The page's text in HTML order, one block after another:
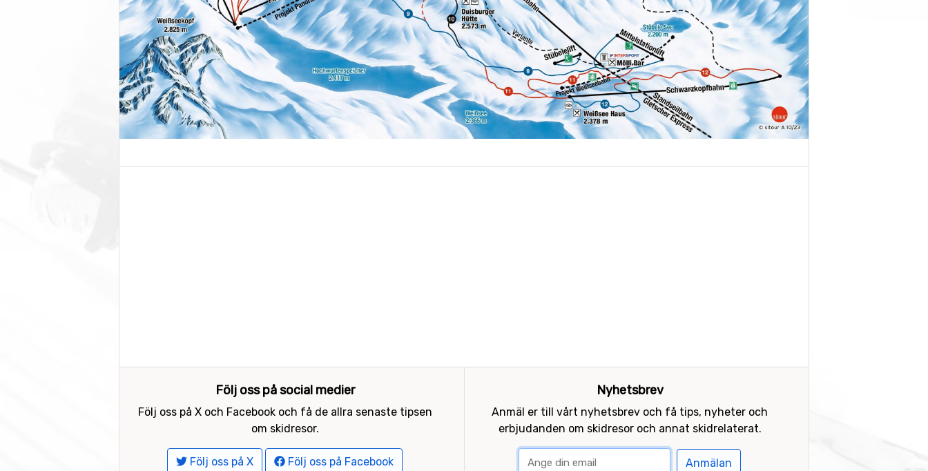
Följ oss på social medier
Följ oss på X och Facebook och få de allra senaste tipsen
om skidresor.
Följ oss på X Följ oss på Facebook
Nyhetsbrev
Anmäl er till vårt nyhetsbrev och få tips, nyheter och
erbjudanden om skidresor och annat skidrelaterat.
Anmälan